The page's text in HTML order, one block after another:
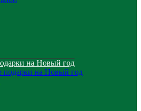
на Новый год